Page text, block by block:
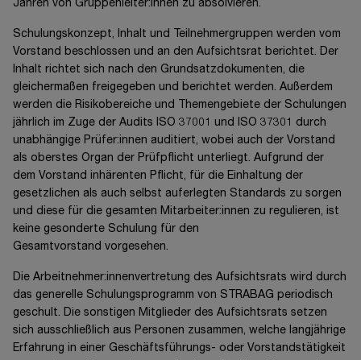
Jahren von Gruppenleiter:innen zu absolvieren.
Schulungskonzept, Inhalt und Teilnehmergruppen werden vom
Vorstand beschlossen und an den Aufsichtsrat berichtet. Der
Inhalt richtet sich nach den Grundsatzdokumenten, die
gleichermaßen freigegeben und berichtet werden. Außerdem
werden die Risikobereiche und Themengebiete der Schulungen
jährlich im Zuge der Audits ISO 37001 und ISO 37301 durch
unabhängige Prüfer:innen auditiert, wobei auch der Vorstand
als oberstes Organ der Prüfpflicht unterliegt. Aufgrund der
dem Vorstand inhärenten Pflicht, für die Einhaltung der
gesetzlichen als auch selbst auferlegten Standards zu sorgen
und diese für die gesamten Mitarbeiter:innen zu regulieren, ist
keine gesonderte Schulung für den
Gesamtvorstand vorgesehen.
Die Arbeitnehmer:innenvertretung des Aufsichtsrats wird durch
das generelle Schulungsprogramm von STRABAG periodisch
geschult. Die sonstigen Mitglieder des Aufsichtsrats setzen
sich ausschließlich aus Personen zusammen, welche langjährige
Erfahrung in einer Geschäftsführungs- oder Vorstandstätigkeit